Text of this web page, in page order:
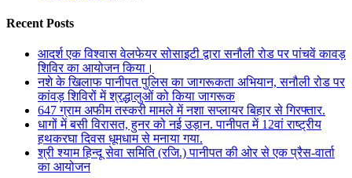
Recent Posts
आदर्श एक विश्वास वेलफेयर सोसाइटी द्वारा सनौली रोड पर पांचवें कावड़
शिविर का आयोजन किया।
नशे के खिलाफ पानीपत पुलिस का जागरूकता अभियान, सनौली रोड पर
कांवड़ शिविरों में श्रद्धालुओं को किया जागरूक
647 ग्राम अफीम तस्करी मामले में नशा सप्लायर बिहार से गिरफ्तार.
धागों में बसी विरासत, हुनर को नई उड़ान. पानीपत में 12वां राष्ट्रीय
हथकरघा दिवस धूमधाम से मनाया गया.
श्री श्याम हिन्दू सेवा समिति (रजि.) पानीपत की ओर से एक प्रैस-वार्ता
का आयोजन